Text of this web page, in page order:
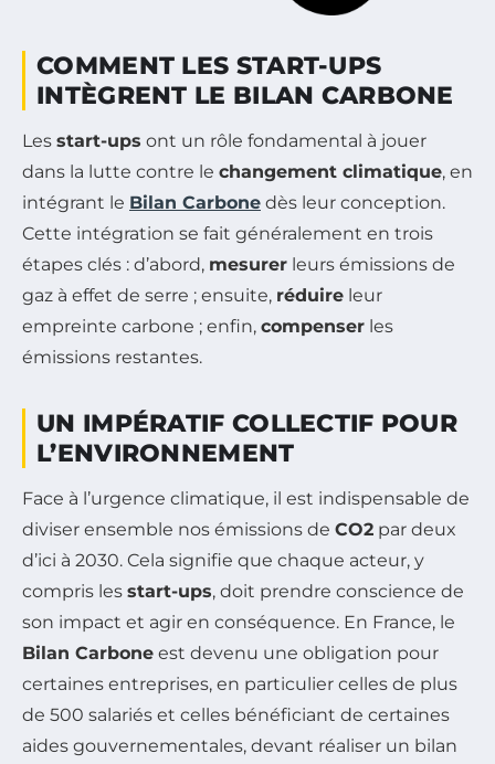
COMMENT LES START-UPS
INTÈGRENT LE BILAN CARBONE
Les start-ups ont un rôle fondamental à jouer
dans la lutte contre le changement climatique, en
intégrant le Bilan Carbone dès leur conception.
Cette intégration se fait généralement en trois
étapes clés : d’abord, mesurer leurs émissions de
gaz à effet de serre ; ensuite, réduire leur
empreinte carbone ; enfin, compenser les
émissions restantes.
UN IMPÉRATIF COLLECTIF POUR
L’ENVIRONNEMENT
Face à l’urgence climatique, il est indispensable de
diviser ensemble nos émissions de CO2 par deux
d’ici à 2030. Cela signifie que chaque acteur, y
compris les start-ups, doit prendre conscience de
son impact et agir en conséquence. En France, le
Bilan Carbone est devenu une obligation pour
certaines entreprises, en particulier celles de plus
de 500 salariés et celles bénéficiant de certaines
aides gouvernementales, devant réaliser un bilan